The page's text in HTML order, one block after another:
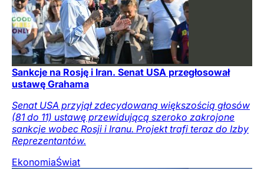
Sankcje na Rosję i Iran. Senat USA przegłosował
ustawę Grahama
Senat USA przyjął zdecydowaną większością głosów
(81 do 11) ustawę przewidującą szeroko zakrojone
sankcje wobec Rosji i Iranu. Projekt trafi teraz do Izby
Reprezentantów.
EkonomiaŚwiat